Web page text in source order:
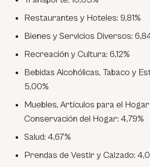
Restaurantes y Hoteles: 9,81%
Bienes y Servicios Diversos:
Recreación y Cultura: 6,12%
Bebidas Alcohólicas, Tabaco y
5,00%
Muebles, Artículos para el Hogar
Conservación del Hogar: 4,79%
Salud: 4,67%
Prendas de Vestir y Calzado: